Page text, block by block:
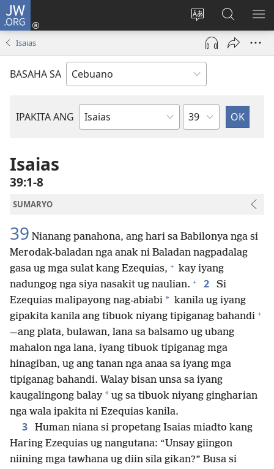
JW.ORG
Ilisi
ang
pinulongan
sa
site
Log
open
ug
window)
Pangitaa
sa
JW.ORG
Isaias
BASAHA SA
IPAKITA ANG
Basahon
Kapitulo
Isaias
39:1-8
SUMARYO
39 Nianang panahona, ang hari sa Babilonya nga si
Merodak-baladan nga anak ni Baladan nagpadalag
gasa ug mga sulat kang Ezequias, + kay iyang
nadungog nga siya nasakit ug naulian. + 2
Si
Ezequias malipayong nag-abiabi * kanila ug iyang
gipakita kanila ang tibuok niyang tipiganag bahandi +
—⁠ang plata, bulawan, lana sa balsamo ug ubang
mahalon nga lana, iyang tibuok tipiganag mga
hinagiban, ug ang tanan nga anaa sa iyang mga
tipiganag bahandi. Walay bisan unsa sa iyang
kaugalingong balay * ug sa tibuok niyang gingharian
nga wala ipakita ni Ezequias kanila.
3
Human niana si propetang Isaias miadto kang
Haring Ezequias ug nangutana: “Unsay giingon
niining mga tawhana ug diin sila gikan?” Busa si